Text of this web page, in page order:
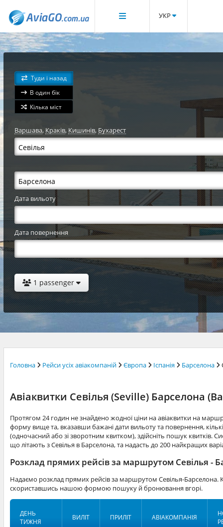
УКР
Туди і назад
В один бік
Кілька міст
Варшава,Краків,Кишинів,Бухарест
Дата вильоту
Дата повернення
1 passenger
Головна Рейси усіх авіакомпаній Європа Іспанія Барселона
Авіаквитки Севілья (Seville) Барселона
Протягом 24 годин не знайдено жодної ціни на авіаквитки на
форму вище та, вказавши бажані дати вильоту та повернення,
(одночасний або зі зворотним квитком), здійсніть пошук квитків.
що літають з Севілья в Барселона, та надасть до 200 найкращих
Розклад прямих рейсів за маршрутом Севілья -
Надаємо розклад прямих рейсів за маршрутом Севілья-Барселона.
скориставшись нашою формою пошуку й бронювання вгорі.
ДЕНЬ
ТИЖНЯ
ВИЛІТ ПРИЛІТ АВІАКОМПАНІЯ